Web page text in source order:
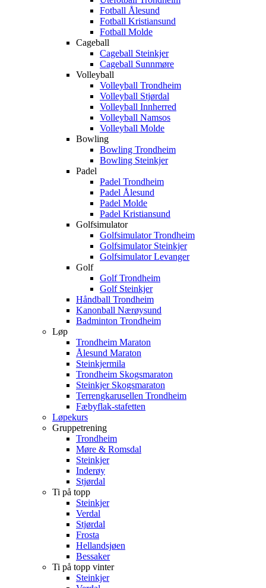
Fotball Ålesund
Fotball Kristiansund
Fotball Molde
Cageball
Cageball Steinkjer
Cageball Sunnmøre
Volleyball
Volleyball Trondheim
Volleyball Stjørdal
Volleyball Innherred
Volleyball Namsos
Volleyball Molde
Bowling
Bowling Trondheim
Bowling Steinkjer
Padel
Padel Trondheim
Padel Ålesund
Padel Molde
Padel Kristiansund
Golfsimulator
Golfsimulator Trondheim
Golfsimulator Steinkjer
Golfsimulator Levanger
Golf
Golf Trondheim
Golf Steinkjer
Håndball Trondheim
Kanonball Nærøysund
Badminton Trondheim
Løp
Trondheim Maraton
Ålesund Maraton
Steinkjermila
Trondheim Skogsmaraton
Steinkjer Skogsmaraton
Terrengkarusellen Trondheim
Fæbyflak-stafetten
Løpekurs
Gruppetrening
Trondheim
Møre & Romsdal
Steinkjer
Inderøy
Stjørdal
Ti på topp
Steinkjer
Verdal
Stjørdal
Frosta
Hellandsjøen
Bessaker
Ti på topp vinter
Steinkjer